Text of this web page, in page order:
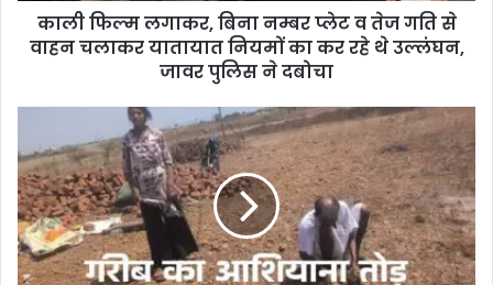
s
काली फिल्म लगाकर, बिना नम्बर प्लेट व तेज गति से
वाहन चलाकर यातायात नियमों का कर रहे थे उल्लंघन,
जावर पुलिस ने दबोचा